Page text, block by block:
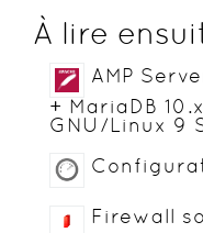
À lire
AMP
+ MariaDB
GNU/Linux 9
Firewall